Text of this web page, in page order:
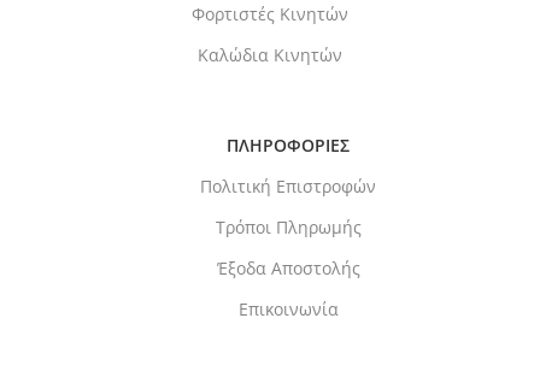
Φορτιστές Κινητών
Καλώδια Κινητών
ΠΛΗΡΟΦΟΡΙΕΣ
Πολιτική Επιστροφών
Τρόποι Πληρωμής
Έξοδα Αποστολής
Επικοινωνία